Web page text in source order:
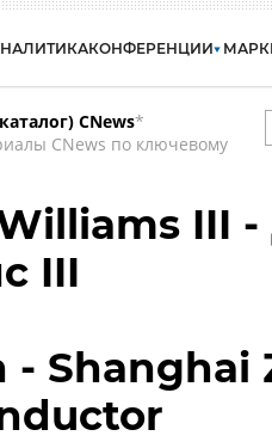
КОНФЕРЕНЦИИ
CNews*
CNews по ключевому
III
III
- Shanghai